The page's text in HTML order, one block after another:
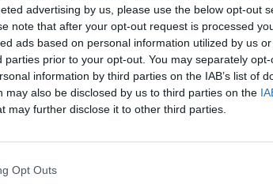
advertising by us, please use the below opt-out
note that after your opt-out request is processed
ads based on personal information utilized by us
parties prior to your opt-out. You may separately
information by third parties on the IAB’s list of
may also be disclosed by us to third parties on the
may further disclose it to other third parties.
Opt Outs
taakse ja
Katso kuvat tästä.